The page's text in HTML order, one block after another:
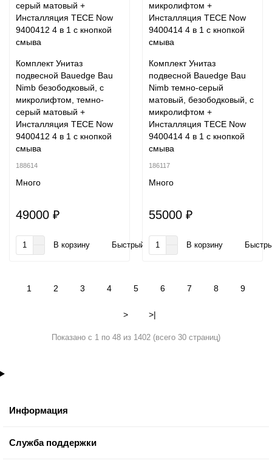
Комплект Унитаз
подвесной Bauedge Bau
Nimb безободковый, с
микролифтом, темно-
серый матовый +
Инсталляция TECE Now
9400412 4 в 1 с кнопкой
смыва
188614
Много
49000 ₽
В корзину Быстрый заказ
Комплект Унитаз
подвесной Bauedge Bau
Nimb темно-серый
матовый, безободковый, с
микролифтом +
Инсталляция TECE Now
9400414 4 в 1 с кнопкой
смыва
186117
Много
55000 ₽
В корзину
1 2 3 4 5 6 7 8 9
> >|
Показано с 1 по 48 из 1402 (всего 30 страниц)
Информация
Служба поддержки